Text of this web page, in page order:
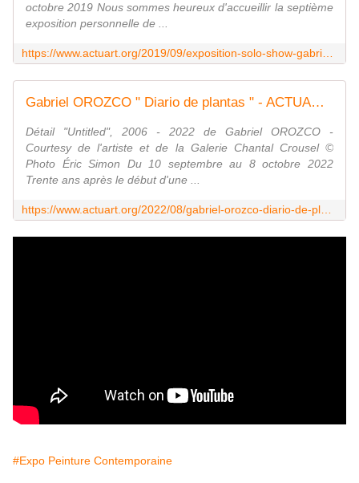
octobre 2019 Nous sommes heureux d'accueillir la septième
exposition personnelle de ...
Gabriel OROZCO " Diario de plantas " - ACTUART by Eric SIMON
Détail "Untitled", 2006 - 2022 de Gabriel OROZCO -
Courtesy de l'artiste et de la Galerie Chantal Crousel ©
Photo Éric Simon Du 10 septembre au 8 octobre 2022
Trente ans après le début d'une ...
#Expo Peinture Contemporaine